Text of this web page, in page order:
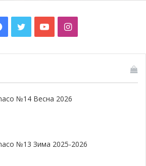
найти на сайте Театра:
Facebook
TwitterYouTubeInstagram
№14 Весна 2026
№13 Зима 2025-2026